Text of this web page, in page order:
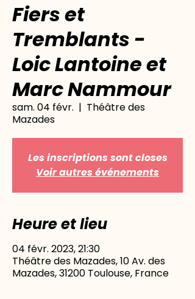
Fiers et
Tremblants -
Loic Lantoine et
Marc Nammour
sam. 04 févr.
  |
Théâtre des
Mazades
Les inscriptions sont closes
Voir autres événements
Heure et lieu
04 févr. 2023, 21:30
Théâtre des Mazades, 10 Av. des
Mazades, 31200 Toulouse, France